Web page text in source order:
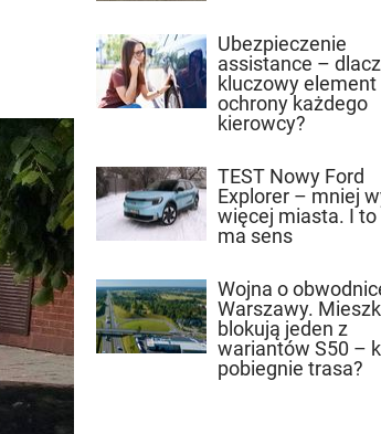
Ubezpieczenie
assistance –
kluczowy element
ochrony każdego
kierowcy?
TEST Nowy Ford
Explorer – mniej
więcej miasta. I
ma sens
Wojna o
Warszawy.
blokują jeden z
wariantów S50 –
pobiegnie trasa?